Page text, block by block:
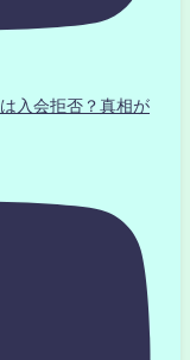
入会拒否？真相が